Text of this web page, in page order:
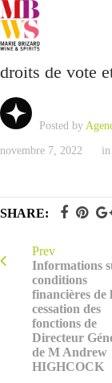
Déclaration
droits de vote
Posted by
novembre 7, 2022 in
SHARE:
Prev
Informations
conditions
financières de
cessation des
fonctions de
Directeur
de M Andrew
HIGHCOCK